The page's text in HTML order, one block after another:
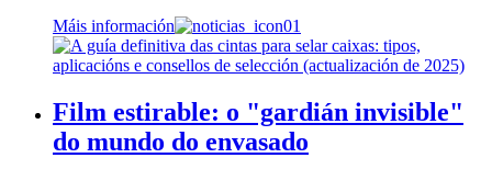
Máis información
Film estirable: o "gardián invisible"
do mundo do envasado